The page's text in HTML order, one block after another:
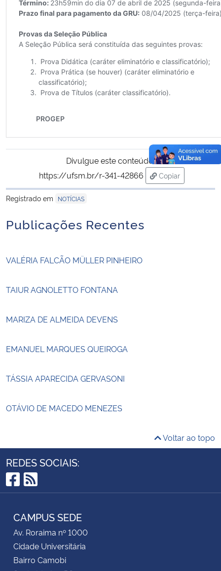
Divulgue este conteúdo:
https://ufsm.br/r-341-42866
Copiar
para área de
Registrado em
NOTÍCIAS
Publicações Recentes
VALÉRIA FALCÃO MÜLLER PINHEIRO
TAIUR AGNOLETTO FONTANA
MARIZA DE ALMEIDA DEVENS
EMANUEL MARQUES QUEIROGA
TÁSSIA APARECIDA GERVASONI
OTÁVIO DE MACEDO MENEZES
Voltar ao topo
REDES SOCIAIS:
Facebook
RSS
CAMPUS SEDE
Av. Roraima nº 1000
Cidade Universitária
Bairro Camobi